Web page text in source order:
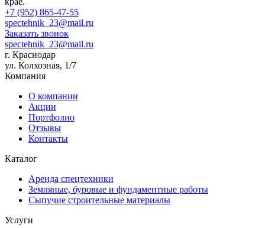
+7 (952) 865-47-55
spectehnik_23@mail.ru
Заказать звонок
spectehnik_23@mail.ru
г. Краснодар
ул. Колхозная, 1/7
Компания
О компании
Акции
Портфолио
Отзывы
Контакты
Каталог
Аренда спецтехники
Земляные, буровые и фундаментные работы
Сыпучие строительные материалы
Услуги